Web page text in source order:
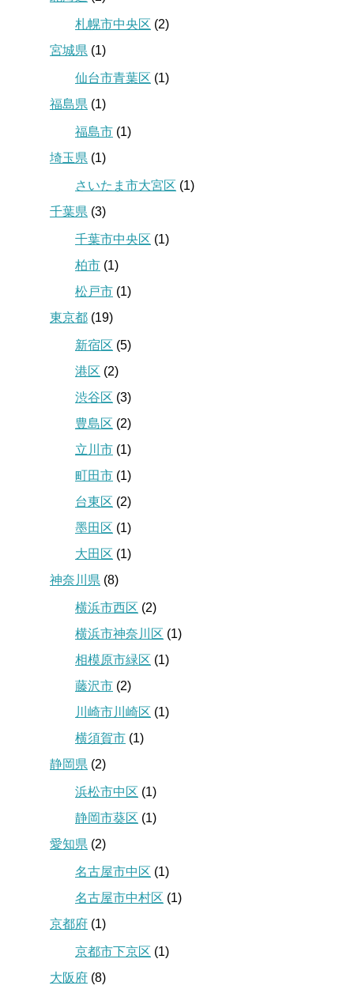
札幌市中央区 (2)
宮城県 (1)
仙台市青葉区 (1)
福島県 (1)
福島市 (1)
埼玉県 (1)
さいたま市大宮区 (1)
千葉県 (3)
千葉市中央区 (1)
柏市 (1)
松戸市 (1)
東京都 (19)
新宿区 (5)
港区 (2)
渋谷区 (3)
豊島区 (2)
立川市 (1)
町田市 (1)
台東区 (2)
墨田区 (1)
大田区 (1)
神奈川県 (8)
横浜市西区 (2)
横浜市神奈川区 (1)
相模原市緑区 (1)
藤沢市 (2)
川崎市川崎区 (1)
横須賀市 (1)
静岡県 (2)
浜松市中区 (1)
静岡市葵区 (1)
愛知県 (2)
名古屋市中区 (1)
名古屋市中村区 (1)
京都府 (1)
京都市下京区 (1)
大阪府 (8)